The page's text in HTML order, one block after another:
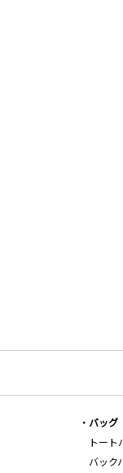
バッグ
トート
バック